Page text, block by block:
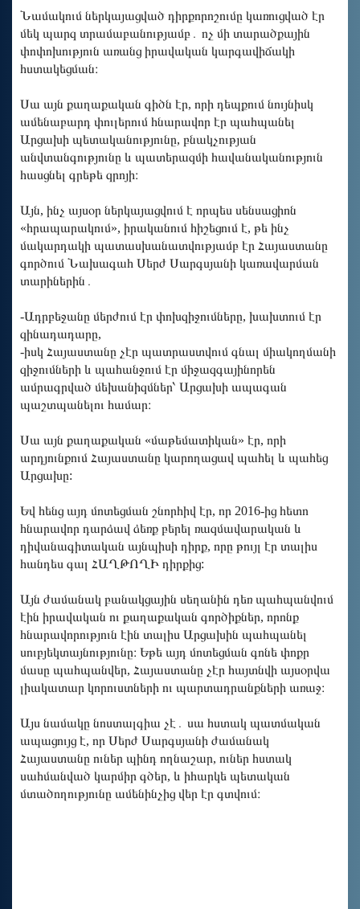
Նամակում ներկայացված դիրքորոշումը կառուցված էր
մեկ պարզ տրամաբանությամբ․ ոչ մի տարածքային
փոփոխություն առանց իրավական կարգավիճակի
հստակեցման։
Սա այն քաղաքական գիծն էր, որի դեպքում նույնիսկ
ամենաբարդ փուլերում հնարավոր էր պահպանել
Արցախի պետականությունը, բնակչության
անվտանգությունը և պատերազմի հավանականություն
հասցնել գրեթե զրոյի։
Այն, ինչ այսօր ներկայացվում է որպես սենսացիոն
«հրապարակում», իրականում հիշեցում է, թե ինչ
մակարդակի պատասխանատվությամբ էր Հայաստանը
գործում Նախագահ Սերժ Սարգսյանի կառավարման
տարիներին․
-Ադրբեջանը մերժում էր փոխզիջումները, խախտում էր
զինադադարը,
-իսկ Հայաստանը չէր պատրաստվում գնալ միակողմանի
զիջումների և պահանջում էր միջազգայինորեն
ամրագրված մեխանիզմներ՝ Արցախի ապագան
պաշտպանելու համար։
Սա այն քաղաքական «մաթեմատիկան» էր, որի
արդյունքում Հայաստանը կարողացավ պահել և պահեց
Արցախը:
Եվ հենց այդ մոտեցման շնորհիվ էր, որ 2016-ից հետո
հնարավոր դարձավ ձեռք բերել ռազմավարական և
դիվանագիտական այնպիսի դիրք, որը թույլ էր տալիս
հանդես գալ ՀԱՂԹՈՂԻ դիրքից:
Այն ժամանակ բանակցային սեղանին դեռ պահպանվում
էին իրավական ու քաղաքական գործիքներ, որոնք
հնարավորություն էին տալիս Արցախին պահպանել
սուբյեկտայնությունը։ Եթե այդ մոտեցման գոնե փոքր
մասը պահպանվեր, Հայաստանը չէր հայտնվի այսօրվա
լիակատար կորուստների ու պարտադրանքների առաջ։
Այս նամակը նոստալգիա չէ․ սա հստակ պատմական
ապացույց է, որ Սերժ Սարգսյանի ժամանակ
Հայաստանը ուներ պինդ ողնաշար, ուներ հստակ
սահմանված կարմիր գծեր, և իհարկե պետական
մտածողությունը ամենինչից վեր էր գտվում։